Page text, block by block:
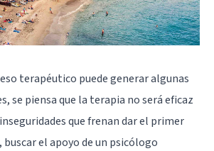
terapéutico puede generar algunas
se piensa que la terapia no será eficaz
que frenan dar el primer
buscar el apoyo de un psicólogo